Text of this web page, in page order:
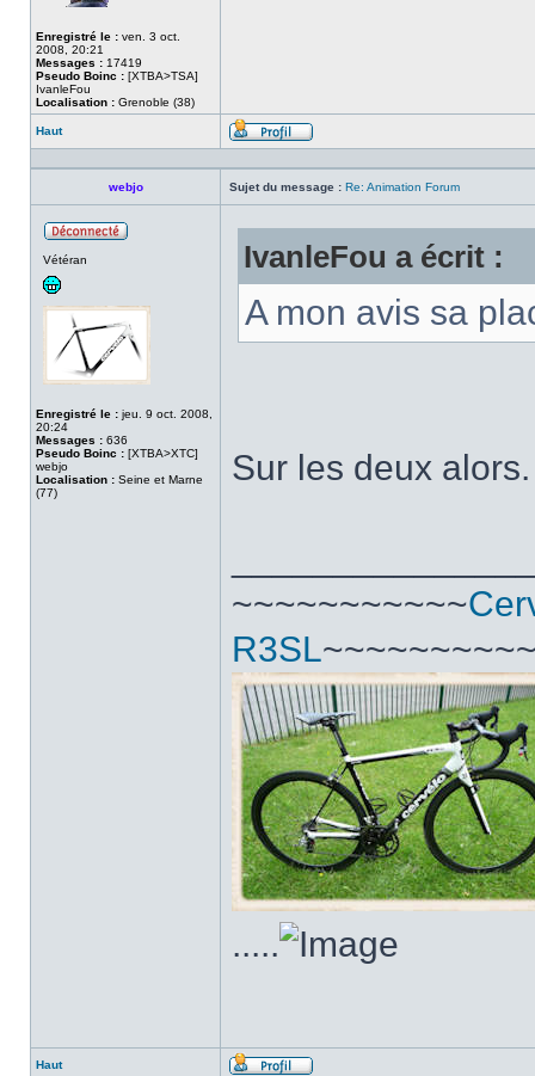
Enregistré le : ven. 3 oct.
2008, 20:21
Messages : 17419
Pseudo Boinc : [XTBA>TSA]
IvanleFou
Localisation : Grenoble (38)
Haut
Profil
webjo Sujet du message : Re: Animation Forum
Vétéran
Enregistré le : jeu. 9 oct. 2008,
20:24
Messages : 636
Pseudo Boinc : [XTBA>XTC]
webjo
Localisation : Seine et Marne
(77)
IvanleFou a écrit :
A mon avis sa
Sur les deux
~~~~~~~~~~~
R3SL
.....
Haut